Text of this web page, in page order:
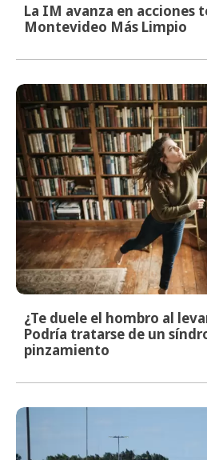
La IM avanza en acciones
Montevideo Más Limpio
¿Te duele el hombro al
Podría tratarse de un
pinzamiento